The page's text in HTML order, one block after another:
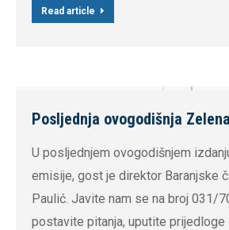
Read article
Posljednja ovogodišnja
U posljednjem ovogodišnjem
emisije, gost je direktor Baranjske
Paulić. Javite nam se na broj 031/
postavite pitanja, uputite